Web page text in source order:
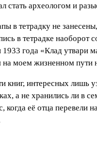
археологом и
в тетрадку не
в тетрадке наоборот
года «Клад утвари
на моем жизненном пути
книг, интересных лишь
а не хранились ли в
когда её отца